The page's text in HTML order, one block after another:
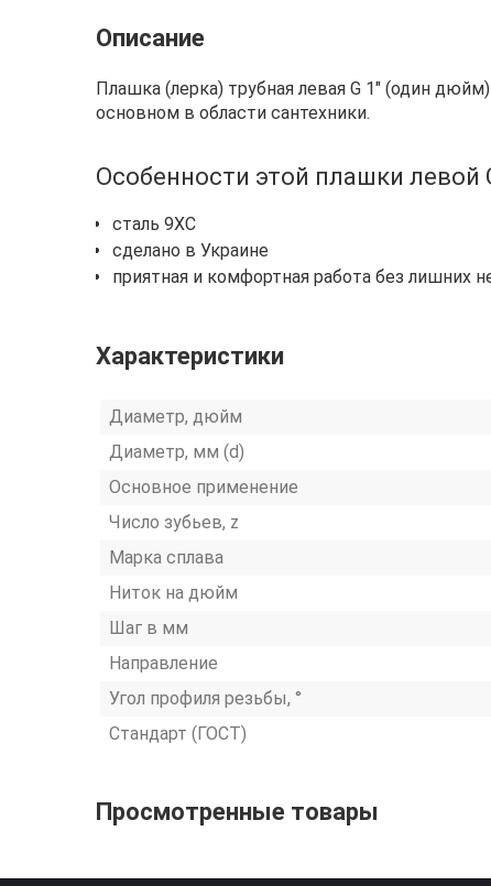
Описание
Плашка (лерка) трубная левая G 1" (один
основном в области сантехники.
Особенности этой плашки левой
сталь 9ХС
сделано в Украине
приятная и комфортная работа без лишних
Характеристики
Диаметр, дюйм
Диаметр, мм (d)
Основное применение
Число зубьев, z
Марка сплава
Ниток на дюйм
Шаг в мм
Направление
Угол профиля резьбы, °
Стандарт (ГОСТ)
Просмотренные товары